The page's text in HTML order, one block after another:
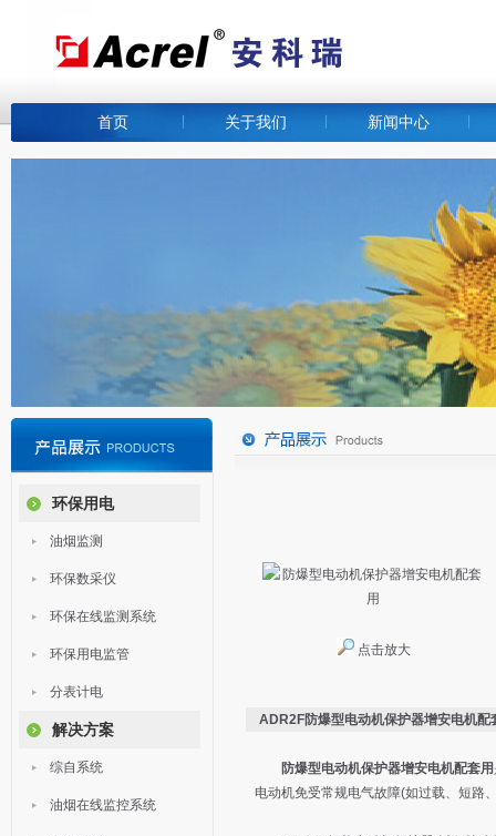
首页 关于我们 新闻中心
环保用电
油烟监测
环保数采仪
环保在线监测系统
环保用电监管
分表计电
解决方案
综自系统
油烟在线监控系统
点击放大
ADR2F防爆型电动机保护器增安电机配
防爆型电动机保护器增安电机配套用
电动机免受常规电气故障(如过载、短路